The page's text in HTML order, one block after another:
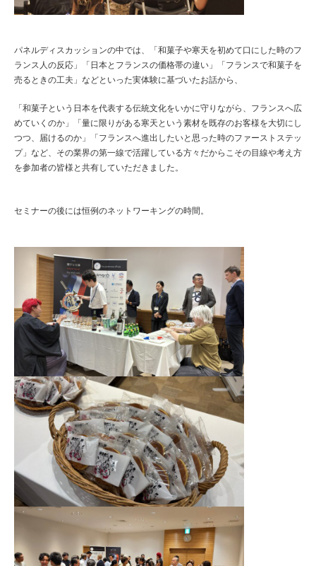
パネルディスカッションの中では、「和菓子や寒天を初めて口にした時のフ
ランス人の反応」「日本とフランスの価格帯の違い」「フランスで和菓子を
売るときの工夫」などといった実体験に基づいたお話から、
「和菓子という日本を代表する伝統文化をいかに守りながら、フランスへ広
めていくのか」「量に限りがある寒天という素材を既存のお客様を大切にし
つつ、届けるのか」「フランスへ進出したいと思った時のファーストステッ
プ」など、その業界の第一線で活躍している方々だからこその目線や考え方
を参加者の皆様と共有していただきました。
セミナーの後には恒例のネットワーキングの時間。